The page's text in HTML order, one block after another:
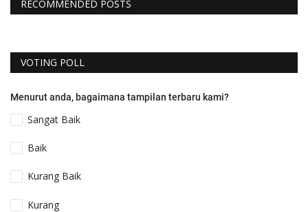
RECOMMENDED POSTS
VOTING POLL
Menurut anda, bagaimana tampilan terbaru kami?
Sangat Baik
Baik
Kurang Baik
Kurang